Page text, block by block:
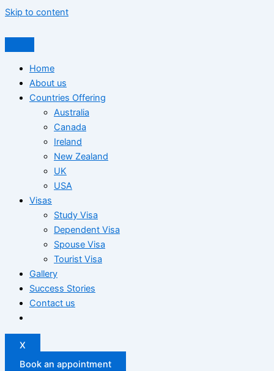
Skip to content
Home
About us
Countries Offering
Australia
Canada
Ireland
New Zealand
UK
USA
Visas
Study Visa
Dependent Visa
Spouse Visa
Tourist Visa
Gallery
Success Stories
Contact us
X
Book an appointment